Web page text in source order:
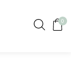
0